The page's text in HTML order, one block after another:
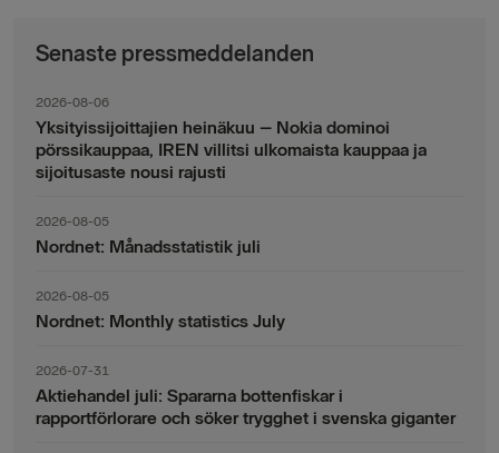
Senaste pressmeddelanden
2026-08-06
Yksityissijoittajien heinäkuu – Nokia dominoi
pörssikauppaa, IREN villitsi ulkomaista kauppaa ja
sijoitusaste nousi rajusti
2026-08-05
Nordnet: Månadsstatistik juli
2026-08-05
Nordnet: Monthly statistics July
2026-07-31
Aktiehandel juli: Spararna bottenfiskar i
rapportförlorare och söker trygghet i svenska giganter